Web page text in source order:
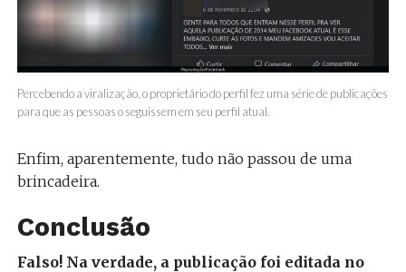
Percebendo a viralização, o proprietário do perfil fez uma série de publicações
para que as pessoas o seguissem em seu perfil atual.
Enfim, aparentemente, tudo não passou de uma
brincadeira.
Conclusão
Falso! Na verdade, a publicação foi editada no